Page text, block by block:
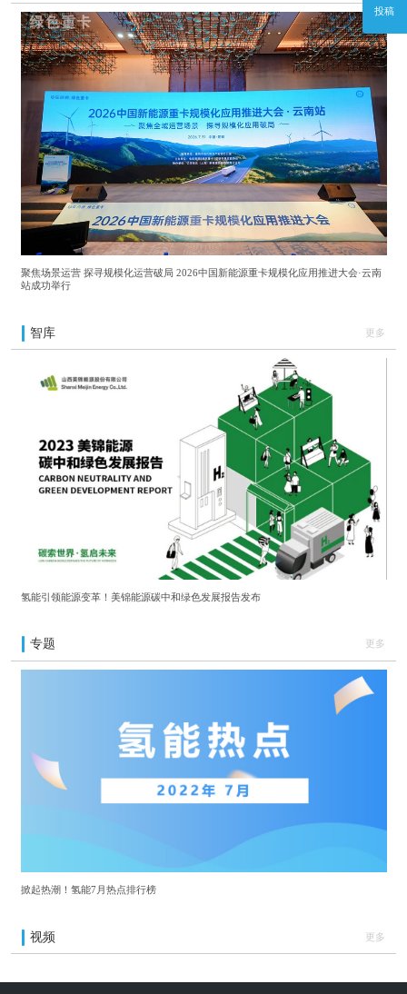
投稿
聚焦场景运营 探寻规模化运营破局 2026中国新能源重卡规模化应用推进大会·云南
站成功举行
智库 更多
氢能引领能源变革！美锦能源碳中和绿色发展报告发布
专题 更多
掀起热潮！氢能7月热点排行榜
视频 更多